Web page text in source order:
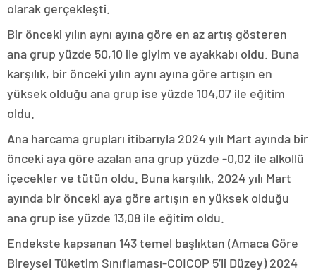
olarak gerçekleşti.
Bir önceki yılın aynı ayına göre en az artış gösteren
ana grup yüzde 50,10 ile giyim ve ayakkabı oldu. Buna
karşılık, bir önceki yılın aynı ayına göre artışın en
yüksek olduğu ana grup ise yüzde 104,07 ile eğitim
oldu.
Ana harcama grupları itibarıyla 2024 yılı Mart ayında bir
önceki aya göre azalan ana grup yüzde -0,02 ile alkollü
içecekler ve tütün oldu. Buna karşılık, 2024 yılı Mart
ayında bir önceki aya göre artışın en yüksek olduğu
ana grup ise yüzde 13,08 ile eğitim oldu.
Endekste kapsanan 143 temel başlıktan (Amaca Göre
Bireysel Tüketim Sınıflaması-COICOP 5’li Düzey) 2024